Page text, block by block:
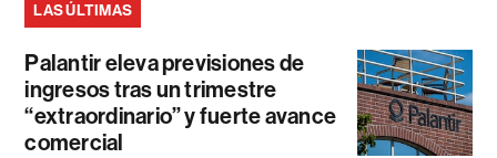
LAS ÚLTIMAS
Palantir eleva previsiones de
ingresos tras un trimestre
“extraordinario” y fuerte avance
comercial